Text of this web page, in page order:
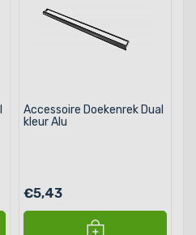
Accessoire Doekenrek Dual
kleur Alu
€5,43